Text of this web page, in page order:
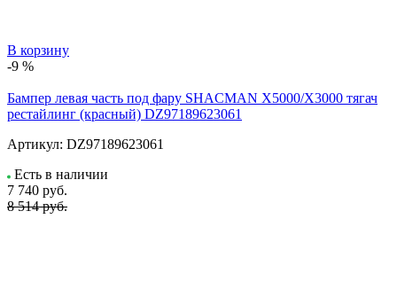
В корзину
-9 %
Бампер левая часть под фару SHACMAN X5000/X3000 тягач
рестайлинг (красный) DZ97189623061
Артикул: DZ97189623061
Есть в наличии
7 740 руб.
8 514 руб.